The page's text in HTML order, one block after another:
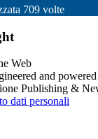
709 volte
and
Publishing &
dati personali